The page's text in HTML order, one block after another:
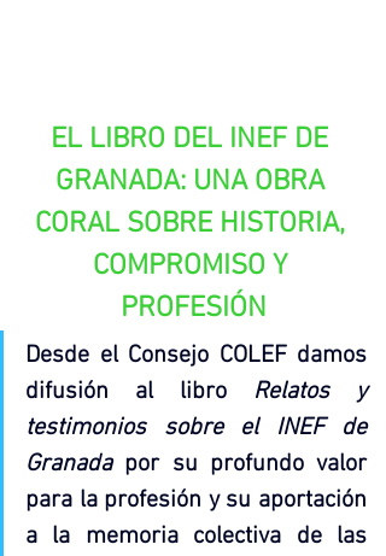
EL LIBRO DEL INEF DE
GRANADA: UNA OBRA
CORAL SOBRE HISTORIA,
COMPROMISO Y
PROFESIÓN
Desde el Consejo COLEF damos
difusión al libro Relatos y
testimonios sobre el INEF de
Granada por su profundo valor
para la profesión y su aportación
a la memoria colectiva de las